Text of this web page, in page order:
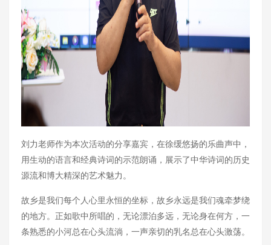
刘力老师作为本次活动的分享嘉宾，在徐缓悠扬的乐曲声中，
用生动的语言和经典诗词的示范朗诵，展示了中华诗词的历史
源流和博大精深的艺术魅力。
故乡是我们每个人心里永恒的坐标，故乡永远是我们魂牵梦绕
的地方。正如歌中所唱的，无论漂泊多远，无论身在何方，一
条熟悉的小河总在心头流淌，一声亲切的乳名总在心头激荡。